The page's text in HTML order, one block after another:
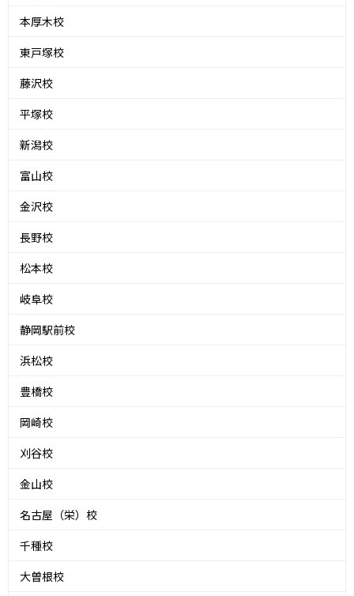
本厚木校
東戸塚校
藤沢校
平塚校
新潟校
富山校
金沢校
長野校
松本校
岐阜校
静岡駅前校
浜松校
豊橋校
岡崎校
刈谷校
金山校
名古屋（栄）校
千種校
大曽根校